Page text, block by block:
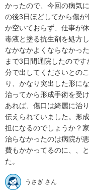
かったので、今回の病気
の後3日ほどしてから傷
か空いておらず、仕事が
毒液と塗る抗生剤を処方
なかなかよくならなかっ
まで3日間通院したので
分で出してくださいとの
り、かなり突出した形に
治ってから形成手術を受
あれば、傷口は綺麗に治
伝えられていました。形
担になるのでしょうか？
治らなかったのは病院が
費もかかってるのに、、
た。
うさぎ さん